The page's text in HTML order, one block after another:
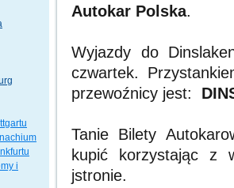
i
Autokar Polska.
Wyjazdy do
czwartek.
przewoźnicy jest:
Tanie Bilety
kupić korzystając z
jstronie.